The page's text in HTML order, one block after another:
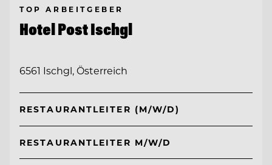
TOP ARBEITGEBER
Hotel Post Ischgl
6561 Ischgl, Österreich
RESTAURANTLEITER (M/W/D)
RESTAURANTLEITER M/W/D